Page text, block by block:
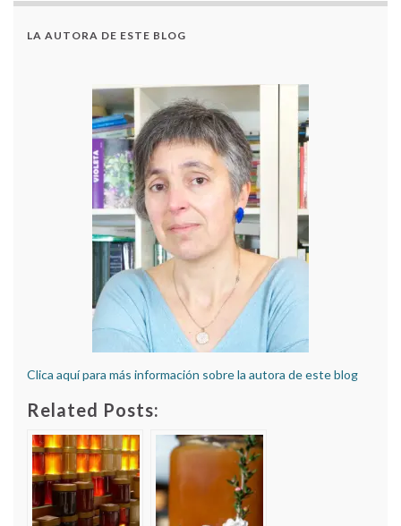
LA AUTORA DE ESTE BLOG
Clica aquí para más información sobre la autora de este blog
Related Posts: